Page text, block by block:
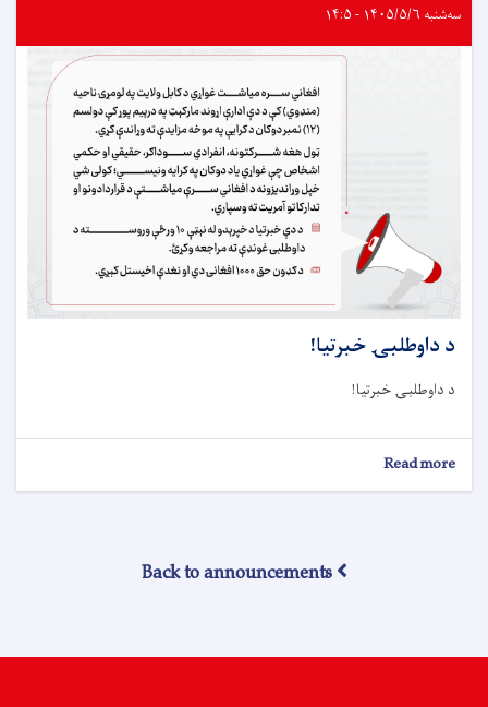
سه‌شنبه ۱۴۰۵/۵/۶ - ۱۴:۵
د داوطلبۍ خبرتيا!
د داوطلبۍ خبرتيا!
Read more
د
Back to announcements